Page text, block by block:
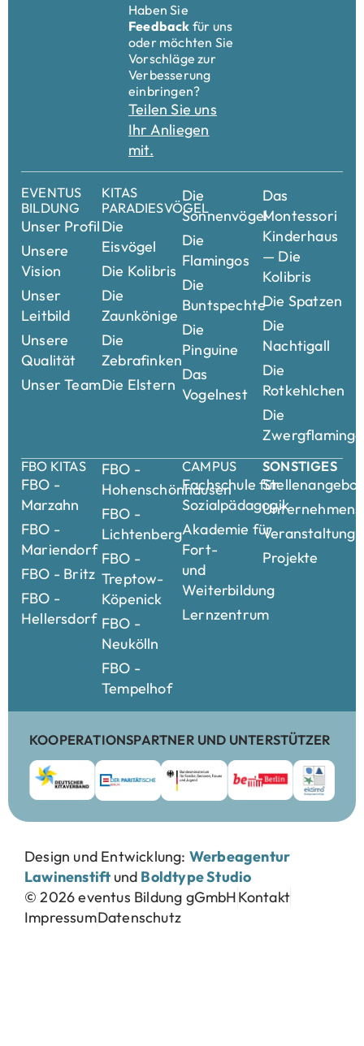
Haben Sie
Feedback für uns
oder möchten Sie
Vorschläge zur
Verbesserung
einbringen?
Teilen Sie uns
Ihr Anliegen
mit.
EVENTUS
BILDUNG
Unser Profil
Unsere
Vision
Unser
Leitbild
Unsere
Qualität
Unser Team
KITAS
PARADIESVÖGEL
Die
Eisvögel
Die Kolibris
Die
Zaunkönige
Die
Zebrafinken
Die Elstern
Die
Sonnenvögel
Die
Flamingos
Die
Buntspechte
Die
Pinguine
Das
Vogelnest
Das
Montessori
Kinderhaus
— Die
Kolibris
Die Spatzen
Die
Nachtigall
Die
Rotkehlchen
Die
FBO KITAS
FBO -
Marzahn
FBO -
Mariendorf
FBO - Britz
FBO -
Hellersdorf
FBO -
Hohenschönhausen
FBO -
Lichtenberg
FBO -
Treptow-
Köpenick
FBO -
Neukölln
FBO -
Tempelhof
CAMPUS
Fachschule für
Sozialpädagogik
Akademie für
Fort-
und
Weiterbildung
Lernzentrum
SONSTIGES
Projekte
KOOPERATIONSPARTNER UND UNTERSTÜTZER
Design und Entwicklung: Werbeagentur
Lawinenstift und Boldtype Studio
© 2026 eventus Bildung gGmbHKontakt
ImpressumDatenschutz